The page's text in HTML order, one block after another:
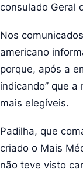
consulado Geral
Nos
americano
porque, após a
indicando” que
mais elegíveis.
Padilha, que
criado o Mais
não teve visto